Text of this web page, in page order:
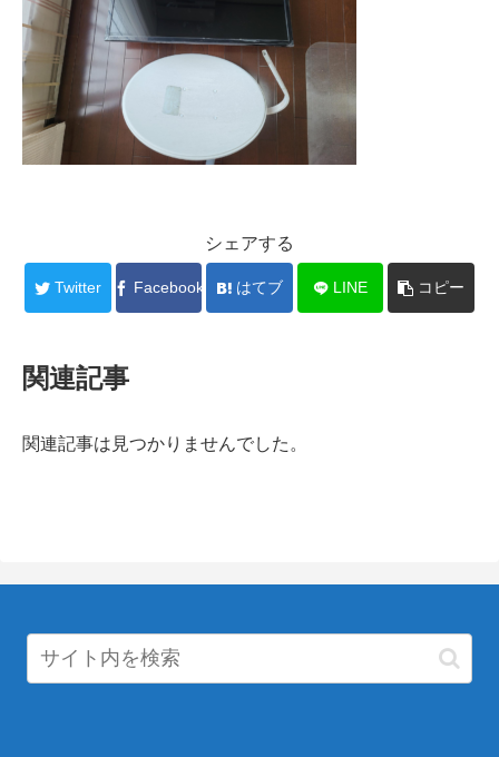
シェアする
Twitter Facebook はてブ LINE コピー
関連記事
関連記事は見つかりませんでした。